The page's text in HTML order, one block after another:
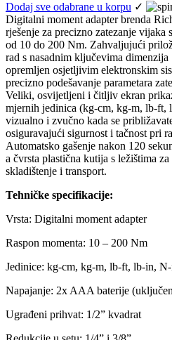
Dodaj sve odabrane u korpu ✓
Digitalni moment adapter brenda
rješenje za precizno zatezanje vijaka
od 10 do 200 Nm. Zahvaljujući
rad s nasadnim ključevima
opremljen osjetljivim elektronskim
precizno podešavanje parametara
Veliki, osvijetljeni i čitljiv ekran
mjernih jedinica (kg-cm, kg-m, lb-ft,
vizualno i zvučno kada se
osiguravajući sigurnost i tačnost pri
Automatsko gašenje nakon 120
a čvrsta plastična kutija s ležištima
skladištenje i transport.
Tehničke specifikacije:
Vrsta: Digitalni moment adapter
Raspon momenta: 10 – 200 Nm
Jedinice: kg-cm, kg-m, lb-ft, lb-in,
Napajanje: 2x AAA baterije
Ugrađeni prihvat: 1/2” kvadrat